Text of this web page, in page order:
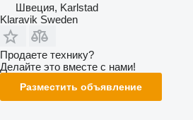
Швеция, Karlstad
Klaravik Sweden
Продаете технику?
Делайте это вместе с нами!
Разместить объявление